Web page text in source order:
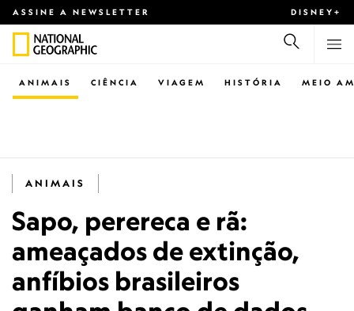
ASSINE A NEWSLETTER DISNEY+
CIÊNCIA VIAGEM
ANIMAIS HISTÓRIA MEIO
ANIMAIS
Sapo, perereca e rã:
ameaçados de extinção,
anfíbios brasileiros